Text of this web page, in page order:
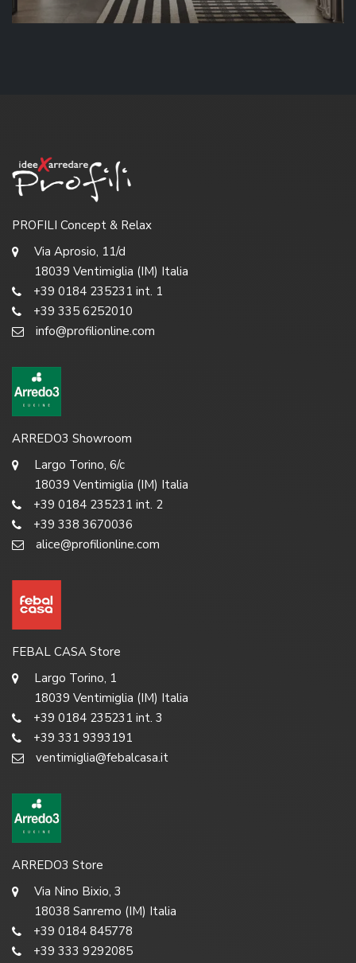
PROFILI Concept & Relax
Via Aprosio, 11/d
18039 Ventimiglia (IM) Italia
+39 0184 235231 int. 1
+39 335 6252010
info@profilionline.com
ARREDO3 Showroom
Largo Torino, 6/c
18039 Ventimiglia (IM) Italia
+39 0184 235231 int. 2
+39 338 3670036
alice@profilionline.com
FEBAL CASA Store
Largo Torino, 1
18039 Ventimiglia (IM) Italia
+39 0184 235231 int. 3
+39 331 9393191
ventimiglia@febalcasa.it
ARREDO3 Store
Via Nino Bixio, 3
18038 Sanremo (IM) Italia
+39 0184 845778
+39 333 9292085